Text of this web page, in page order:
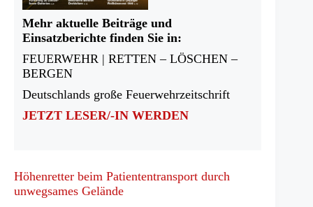
Mehr aktuelle Beiträge und
Einsatzberichte finden Sie in:
FEUERWEHR | RETTEN – LÖSCHEN –
BERGEN
Deutschlands große Feuerwehrzeitschrift
JETZT LESER/-IN WERDEN
Höhenretter beim Patiententransport durch
unwegsames Gelände